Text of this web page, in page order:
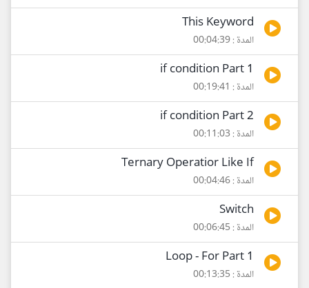
This Keyword
المدة : 00:04:39
if condition Part 1
المدة : 00:19:41
if condition Part 2
المدة : 00:11:03
Ternary Operatior Like If
المدة : 00:04:46
Switch
المدة : 00:06:45
Loop - For Part 1
المدة : 00:13:35